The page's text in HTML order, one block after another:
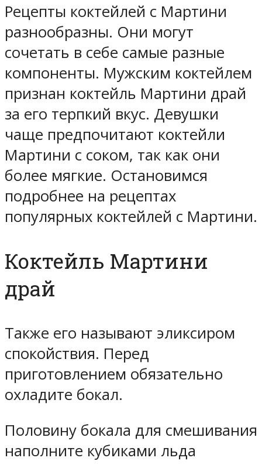
Рецепты коктейлей с Мартини
разнообразны. Они могут
сочетать в себе самые разные
компоненты. Мужским коктейлем
признан коктейль Мартини драй
за его терпкий вкус. Девушки
чаще предпочитают коктейли
Мартини с соком, так как они
более мягкие. Остановимся
подробнее на рецептах
популярных коктейлей с Мартини.
Коктейль Мартини
драй
Также его называют эликсиром
спокойствия. Перед
приготовлением обязательно
охладите бокал.
Половину бокала для смешивания
наполните кубиками льда